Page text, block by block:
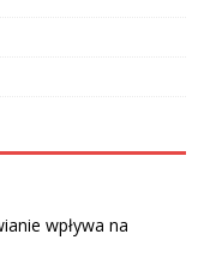
wpływa na